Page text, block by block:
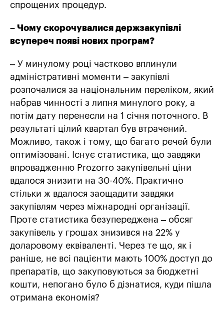
спрощених процедур.
– Чому скорочувалися держзакупівлі
всупереч появі нових програм?
– У минулому році частково вплинули
адміністративні моменти – закупівлі
розпочалися за національним переліком, який
набрав чинності з липня минулого року, а
потім дату перенесли на 1 січня поточного. В
результаті цілий квартал був втрачений.
Можливо, також і тому, що багато речей були
оптимізовані. Існує статистика, що завдяки
впровадженню Prozorro закупівельні ціни
вдалося знизити на 30-40%. Практично
стільки ж вдалося заощадити завдяки
закупівлям через міжнародні організації.
Проте статистика безупереджена – обсяг
закупівель у грошах знизився на 22% у
доларовому еквіваленті. Через те що, як і
раніше, не всі пацієнти мають 100% доступ до
препаратів, що закуповуються за бюджетні
кошти, непогано було б дізнатися, куди пішла
отримана економія?